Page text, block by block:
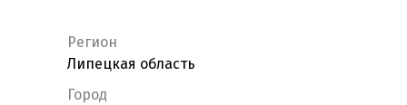
Регион
Липецкая область
Город